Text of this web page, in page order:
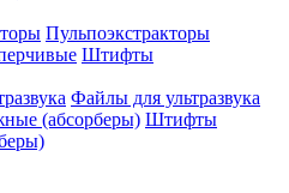
Пульпоэкстракторы
Штифты
Файлы для ультразвука
Штифты